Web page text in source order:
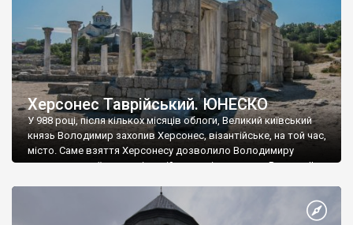
Херсонес Таврійський. ЮНЕСКО
У 988 році, після кількох місяців облоги, Великий київський
князь Володимир захопив Херсонес, візантійське, на той час,
місто. Саме взяття Херсонесу дозволило Володимиру
диктувати свої умови візантійському імператору Василю ІІ, та
Херсонесі Володимир-язичник, став Василем-християнином.
А потім було Хрещення Русі. На честь Херсонесу Таврійського